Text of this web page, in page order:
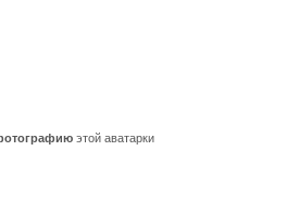
этой аватарки